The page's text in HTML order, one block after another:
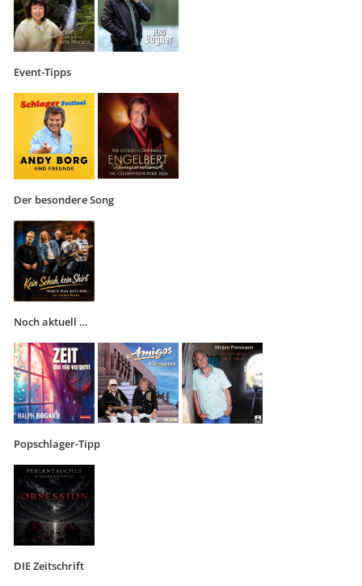
Event-Tipps
Der besondere Song
Noch aktuell …
Popschlager-Tipp
DIE Zeitschrift